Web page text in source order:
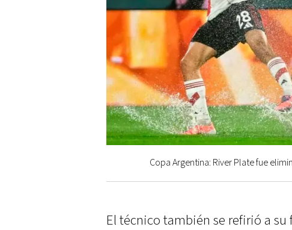
Copa Argentina: River Plate fue
El técnico también se refirió a